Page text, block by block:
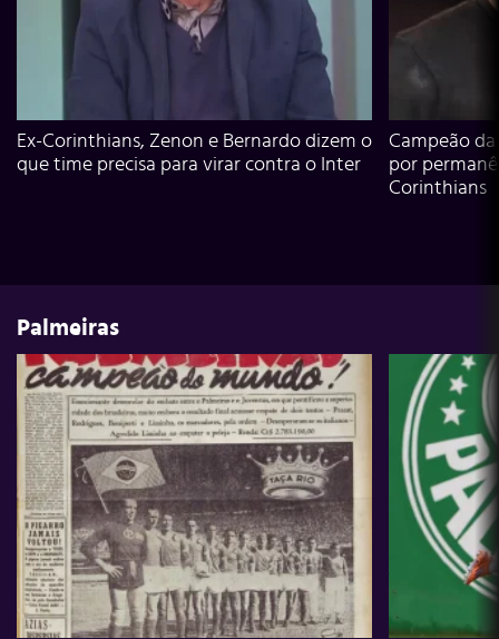
Ex-Corinthians, Zenon e Bernardo dizem o
que time precisa para virar contra o Inter
Campeão
por
Corinthians
Palmeiras